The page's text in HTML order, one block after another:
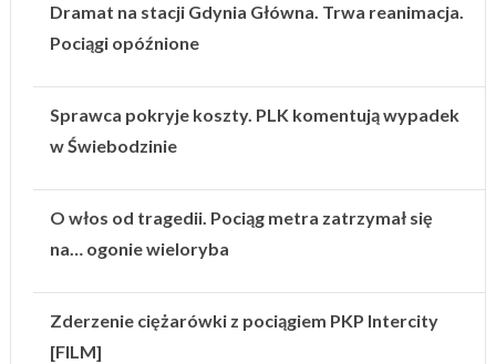
Dramat na stacji Gdynia Główna. Trwa reanimacja.
Pociągi opóźnione
Sprawca pokryje koszty. PLK komentują wypadek
w Świebodzinie
O włos od tragedii. Pociąg metra zatrzymał się
na… ogonie wieloryba
Zderzenie ciężarówki z pociągiem PKP Intercity
[FILM]